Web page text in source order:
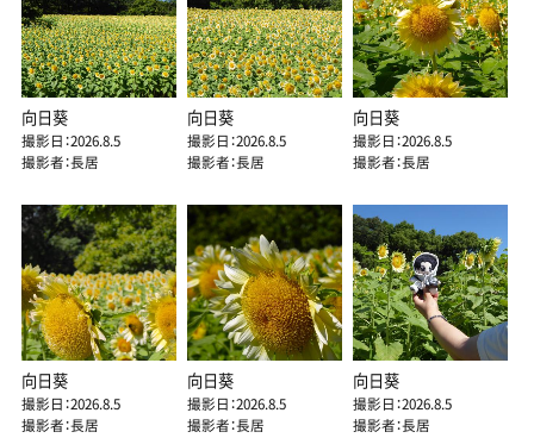
向日葵
撮影日：2026.8.5
撮影者：長居
向日葵
撮影日：2026.8.5
撮影者：長居
向日葵
撮影日：2026.8.5
撮影者：長居
向日葵
撮影日：2026.8.5
撮影者：長居
向日葵
撮影日：2026.8.5
撮影者：長居
向日葵
撮影日：2026.8.5
撮影者：長居